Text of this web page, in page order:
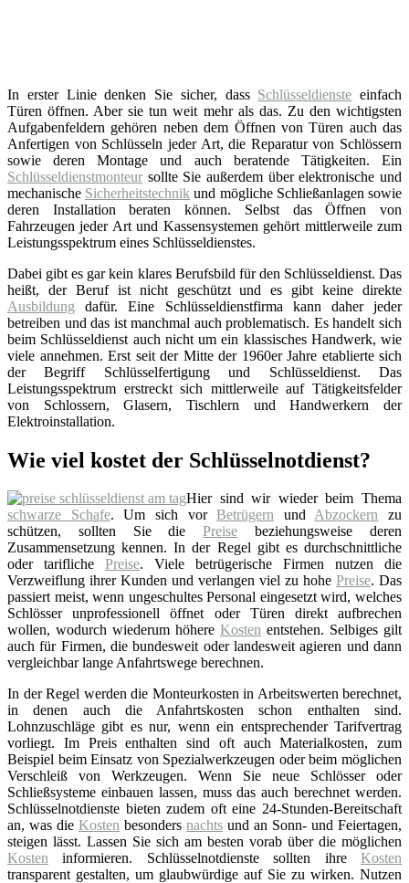
In erster Linie denken Sie sicher, dass Schlüsseldienste einfach
Türen öffnen. Aber sie tun weit mehr als das. Zu den wichtigsten
Aufgabenfeldern gehören neben dem Öffnen von Türen auch das
Anfertigen von Schlüsseln jeder Art, die Reparatur von Schlössern
sowie deren Montage und auch beratende Tätigkeiten. Ein
Schlüsseldienstmonteur sollte Sie außerdem über elektronische und
mechanische Sicherheitstechnik und mögliche Schließanlagen sowie
deren Installation beraten können. Selbst das Öffnen von
Fahrzeugen jeder Art und Kassensystemen gehört mittlerweile zum
Leistungsspektrum eines Schlüsseldienstes.
Dabei gibt es gar kein klares Berufsbild für den Schlüsseldienst. Das
heißt, der Beruf ist nicht geschützt und es gibt keine direkte
Ausbildung dafür. Eine Schlüsseldienstfirma kann daher jeder
betreiben und das ist manchmal auch problematisch. Es handelt sich
beim Schlüsseldienst auch nicht um ein klassisches Handwerk, wie
viele annehmen. Erst seit der Mitte der 1960er Jahre etablierte sich
der Begriff Schlüsselfertigung und Schlüsseldienst. Das
Leistungsspektrum erstreckt sich mittlerweile auf Tätigkeitsfelder
von Schlossern, Glasern, Tischlern und Handwerkern der
Elektroinstallation.
Wie viel kostet der Schlüsselnotdienst?
Hier sind wir wieder beim Thema
schwarze Schafe. Um sich vorBetrügern undAbzockern zu
schützen, sollten Sie diePreise beziehungsweise deren
Zusammensetzung kennen. In der Regel gibt es durchschnittliche
oder tarifliche Preise. Viele betrügerische Firmen nutzen die
Verzweiflung ihrer Kunden und verlangen viel zu hohe Preise. Das
passiert meist, wenn ungeschultes Personal eingesetzt wird, welches
Schlösser unprofessionell öffnet oder Türen direkt aufbrechen
wollen, wodurch wiederum höhere Kosten entstehen. Selbiges gilt
auch für Firmen, die bundesweit oder landesweit agieren und dann
vergleichbar lange Anfahrtswege berechnen.
In der Regel werden die Monteurkosten in Arbeitswerten berechnet,
in denen auch die Anfahrtskosten schon enthalten sind.
Lohnzuschläge gibt es nur, wenn ein entsprechender Tarifvertrag
vorliegt. Im Preis enthalten sind oft auch Materialkosten, zum
Beispiel beim Einsatz von Spezialwerkzeugen oder beim möglichen
Verschleiß von Werkzeugen. Wenn Sie neue Schlösser oder
Schließsysteme einbauen lassen, muss das auch berechnet werden.
Schlüsselnotdienste bieten zudem oft eine 24-Stunden-Bereitschaft
an, was die Kosten besonders nachts und an Sonn- und Feiertagen,
steigen lässt. Lassen Sie sich am besten vorab über die möglichen
Kosten informieren. Schlüsselnotdienste sollten ihre Kosten
transparent gestalten, um glaubwürdige auf Sie zu wirken. Nutzen